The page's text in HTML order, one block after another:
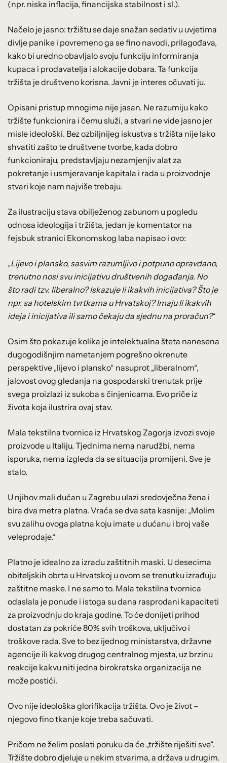
(npr. niska inflacija, financijska stabilnost i sl.).
Načelo je jasno: tržištu se daje snažan sedativ u uvjetima
divlje panike i povremeno ga se fino navodi, prilagođava,
kako bi uredno obavljalo svoju funkciju informiranja
kupaca i prodavatelja i alokacije dobara. Ta funkcija
tržišta je društveno korisna. Javni je interes očuvati ju.
Opisani pristup mnogima nije jasan. Ne razumiju kako
tržište funkcionira i čemu služi, a stvari ne vide jasno jer
misle ideološki. Bez ozbiljnijeg iskustva s tržišta nije lako
shvatiti zašto te društvene tvorbe, kada dobro
funkcioniraju, predstavljaju nezamjenjiv alat za
pokretanje i usmjeravanje kapitala i rada u proizvodnje
stvari koje nam najviše trebaju.
Za ilustraciju stava obilježenog zabunom u pogledu
odnosa ideologija i tržišta, jedan je komentator na
fejsbuk stranici Ekonomskog laba napisao i ovo:
„Lijevo i plansko, sasvim razumljivo i potpuno opravdano,
trenutno nosi svu inicijativu društvenih događanja. No
što radi tzv. liberalno? Iskazuje li ikakvih inicijativa? Što je
npr. sa hotelskim tvrtkama u Hrvatskoj? Imaju li ikakvih
ideja i inicijativa ili samo čekaju da sjednu na proračun?“
Osim što pokazuje kolika je intelektualna šteta nanesena
dugogodišnjim nametanjem pogrešno okrenute
perspektive „lijevo i plansko“ nasuprot „liberalnom“,
jalovost ovog gledanja na gospodarski trenutak prije
svega proizlazi iz sukoba s činjenicama. Evo priče iz
života koja ilustrira ovaj stav.
Mala tekstilna tvornica iz Hrvatskog Zagorja izvozi svoje
proizvode u Italiju. Tjednima nema narudžbi, nema
isporuka, nema izgleda da se situacija promijeni. Sve je
stalo.
U njihov mali dućan u Zagrebu ulazi sredovječna žena i
bira dva metra platna. Vraća se dva sata kasnije: „Molim
svu zalihu ovoga platna koju imate u dućanu i broj vaše
veleprodaje.“
Platno je idealno za izradu zaštitnih maski. U desecima
obiteljskih obrta u Hrvatskoj u ovom se trenutku izrađuju
zaštitne maske. I ne samo to. Mala tekstilna tvornica
odaslala je ponude i istoga su dana rasprodani kapaciteti
za proizvodnju do kraja godine. To će donijeti prihod
dostatan za pokriće 80% svih troškova, uključivo i
troškove rada. Sve to bez ijednog ministarstva, državne
agencije ili kakvog drugog centralnog mjesta, uz brzinu
reakcije kakvu niti jedna birokratska organizacija ne
može postići.
Ovo nije ideološka glorifikacija tržišta. Ovo je život –
njegovo fino tkanje koje treba sačuvati.
Pričom ne želim poslati poruku da će „tržište riješiti sve“.
Tržište dobro djeluje u nekim stvarima, a država u drugim.